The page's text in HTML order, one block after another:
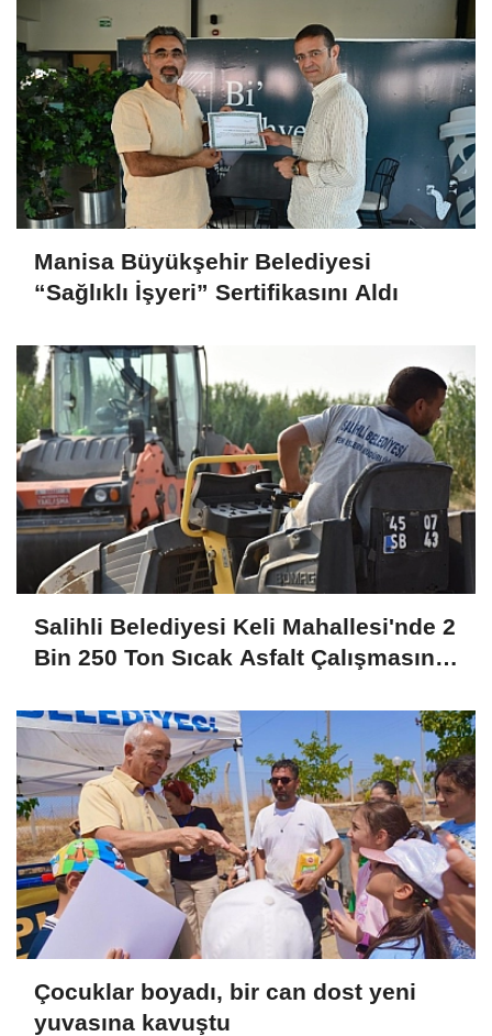
Manisa Büyükşehir Belediyesi
“Sağlıklı İşyeri” Sertifikasını Aldı
Salihli Belediyesi Keli Mahallesi'nde 2
Bin 250 Ton Sıcak Asfalt Çalışmasını
Çocuklar boyadı, bir can dost yeni
yuvasına kavuştu